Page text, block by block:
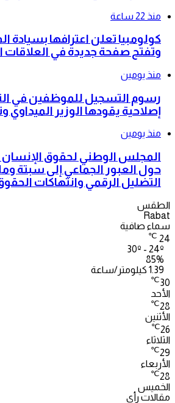
منذ 22 ساعة
كولومبيا تعلن اعترافها بسيادة
وتفتح صفحة جديدة في العلاقات
منذ يومين
رسوم التسجيل للموظفين في
إصلاحية يقودها الوزير الميداوي
منذ يومين
المجلس الوطني لحقوق الإنسان
حول العبور الجماعي إلى سبتة
التضليل الرقمي وانتهاكات
الطقس
Rabat
سماء صافية
24
℃
30º - 24º
85%
1.39 كيلومتر/ساعة
30
℃
الأحد
28
℃
الأثنين
26
℃
الثلاثاء
29
℃
الأربعاء
28
℃
الخميس
مقالات رأي